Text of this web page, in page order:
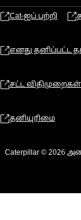
Cat-ஐப் பற்றி
எனது
சட்ட விதிமுறைகள்
தனியுரிமை
Caterpillar ©